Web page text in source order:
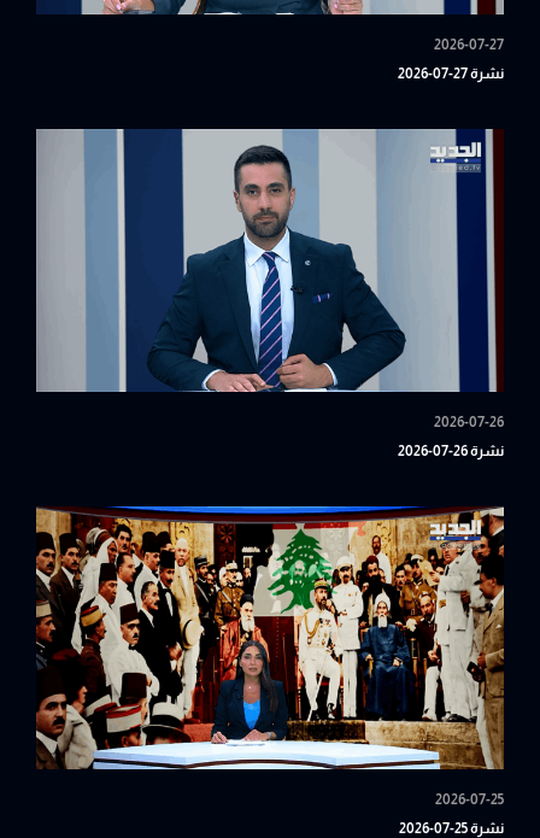
2026-07-27
نشرة 27-07-2026
2026-07-26
نشرة 26-07-2026
2026-07-25
نشرة 25-07-2026